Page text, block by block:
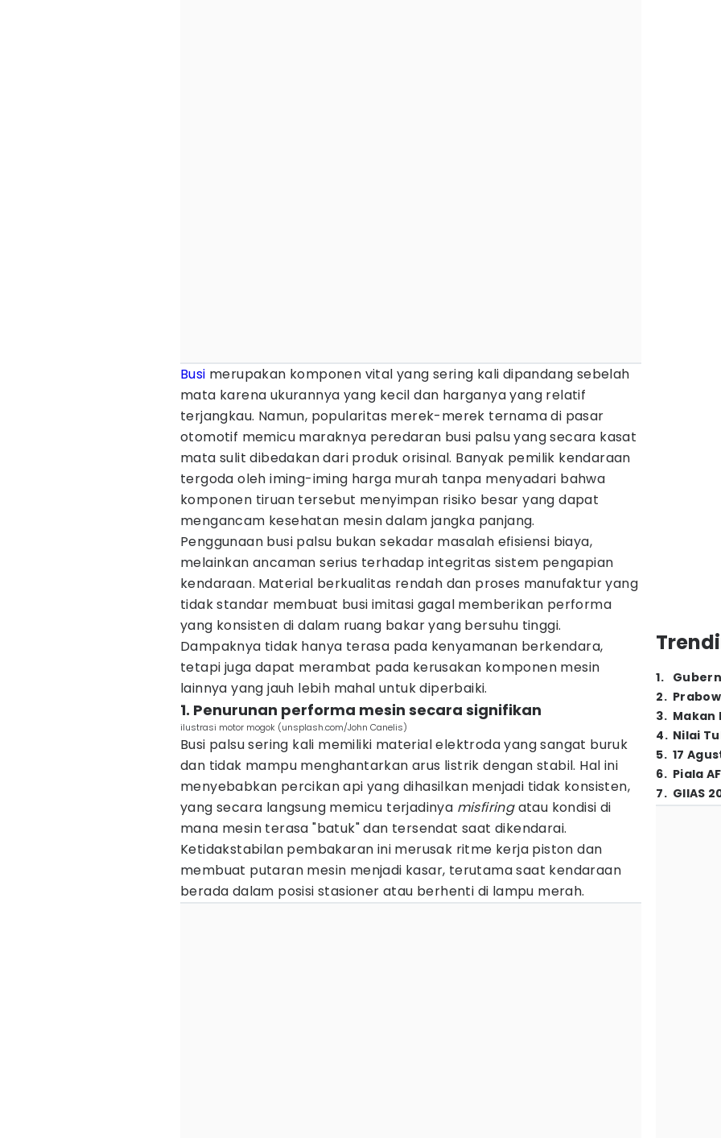
Busi merupakan komponen vital yang sering kali dipandang sebelah
mata karena ukurannya yang kecil dan harganya yang relatif
terjangkau. Namun, popularitas merek-merek ternama di pasar
otomotif memicu maraknya peredaran busi palsu yang secara kasat
mata sulit dibedakan dari produk orisinal. Banyak pemilik kendaraan
tergoda oleh iming-iming harga murah tanpa menyadari bahwa
komponen tiruan tersebut menyimpan risiko besar yang dapat
mengancam kesehatan mesin dalam jangka panjang.
Penggunaan busi palsu bukan sekadar masalah efisiensi biaya,
melainkan ancaman serius terhadap integritas sistem pengapian
kendaraan. Material berkualitas rendah dan proses manufaktur yang
tidak standar membuat busi imitasi gagal memberikan performa
yang konsisten di dalam ruang bakar yang bersuhu tinggi.
Dampaknya tidak hanya terasa pada kenyamanan berkendara,
tetapi juga dapat merambat pada kerusakan komponen mesin
lainnya yang jauh lebih mahal untuk diperbaiki.
1. Penurunan performa mesin secara signifikan
ilustrasi motor mogok (unsplash.com/John Canelis)
Busi palsu sering kali memiliki material elektroda yang sangat buruk
dan tidak mampu menghantarkan arus listrik dengan stabil. Hal ini
menyebabkan percikan api yang dihasilkan menjadi tidak konsisten,
yang secara langsung memicu terjadinya misfiringatau kondisi di
mana mesin terasa "batuk" dan tersendat saat dikendarai.
Ketidakstabilan pembakaran ini merusak ritme kerja piston dan
membuat putaran mesin menjadi kasar, terutama saat kendaraan
berada dalam posisi stasioner atau berhenti di lampu merah.
1.
2.
3. Makan
4. Nilai
5. 17
6. Piala
7. GIIAS